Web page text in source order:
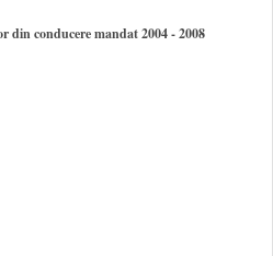
din conducere mandat 2004 - 2008